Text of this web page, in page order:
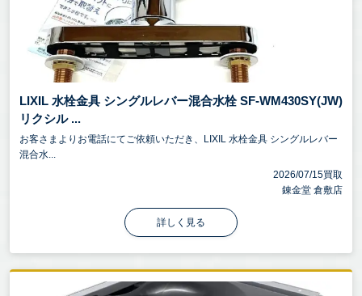
LIXIL 水栓金具 シングルレバー混合水栓 SF-WM430SY(JW)
リクシル ...
お客さまよりお電話にてご依頼いただき、LIXIL 水栓金具 シングルレバー
混合水...
2026/07/15買取
錬金堂 倉敷店
詳しく見る